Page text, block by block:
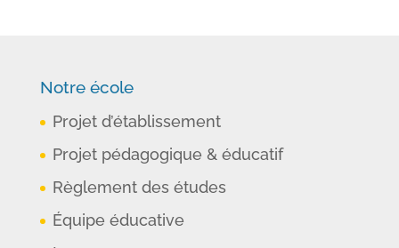
Notre école
Projet d’établissement
Projet pédagogique & éducatif
Règlement des études
Équipe éducative